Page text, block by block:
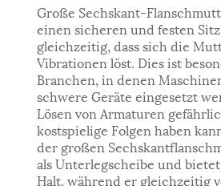
Große Sechskant-
einen sicheren und festen
gleichzeitig, dass sich die
Vibrationen löst. Dies ist
Branchen, in denen
schwere Geräte eingesetzt
Lösen von Armaturen
kostspielige Folgen haben
der großen
als Unterlegscheibe und
Halt, während er gleichzeitig